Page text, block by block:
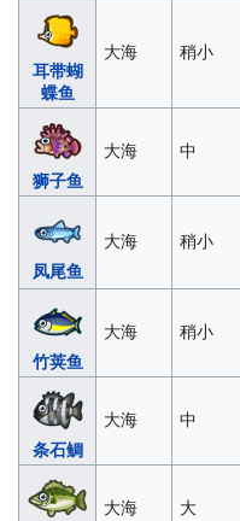
耳带蝴
蝶鱼
大海 稍小
狮子鱼
大海 中
凤尾鱼
大海 稍小
竹荚鱼
大海 稍小
条石鲷
大海 中
大海 大